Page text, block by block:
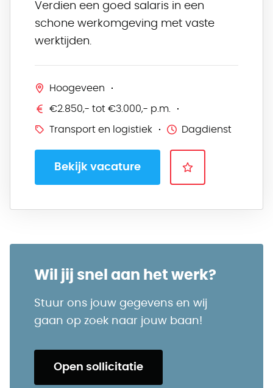
Verdien een goed salaris in een
schone werkomgeving met vaste
werktijden.
Hoogeveen
€2.850,- tot €3.000,- p.m.
Transport en logistiek Dagdienst
Bekijk vacature
Wil jij snel aan het werk?
Stuur ons jouw gegevens en wij
gaan op zoek naar jouw baan!
Open sollicitatie